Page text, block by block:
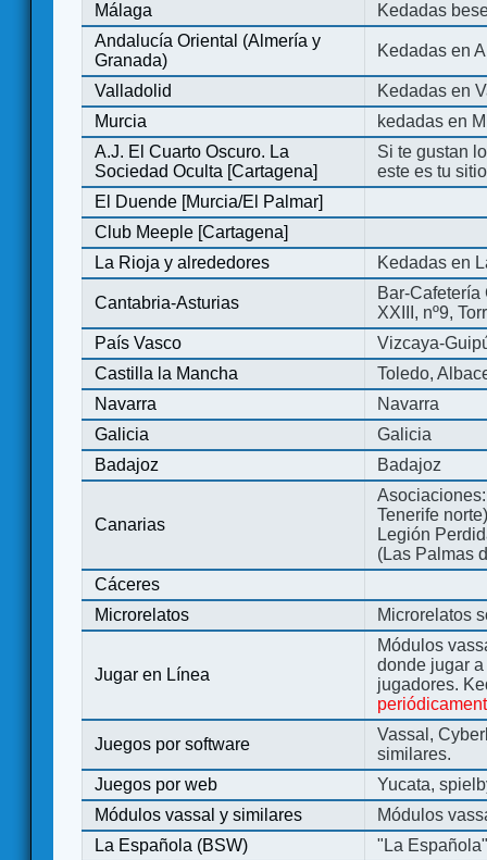
Málaga
Kedadas
Andalucía Oriental (Almería y
Granada)
Kedadas en
Valladolid
Kedadas en
Murcia
kedadas en
A.J. El Cuarto Oscuro. La
Sociedad Oculta [Cartagena]
Si te gustan
este es tu
El Duende [Murcia/El Palmar]
Club Meeple [Cartagena]
La Rioja y alrededores
Kedadas en
Cantabria-Asturias
Bar-
XXIII, nº9,
País Vasco
Vizcaya-
Castilla la Mancha
Toledo,
Navarra
Navarra
Galicia
Galicia
Badajoz
Badajoz
Canarias
Tenerife
Legión
(Las Palmas
Cáceres
Microrelatos
Microrelatos
Jugar en Línea
Módulos
donde jugar
jugadores.
Juegos por software
Vassal,
similares.
Juegos por web
Yucata,
Módulos vassal y similares
Módulos
La Española (BSW)
"La